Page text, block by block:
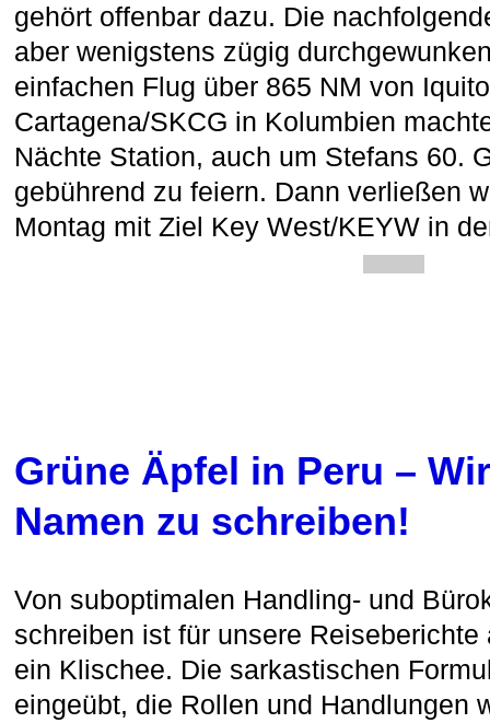
gehört offenbar dazu. Die
aber wenigstens zügig
einfachen Flug über 865 NM von
Cartagena/SKCG in Kolumbien
Nächte Station, auch um Stefans 60.
gebührend zu feiern. Dann verließen
Montag mit Ziel Key West/KEYW in
Grüne Äpfel in Peru –
Namen zu schreiben!
Von suboptimalen Handling- und
schreiben ist für unsere
ein Klischee. Die sarkastischen
eingeübt, die Rollen und Handlungen